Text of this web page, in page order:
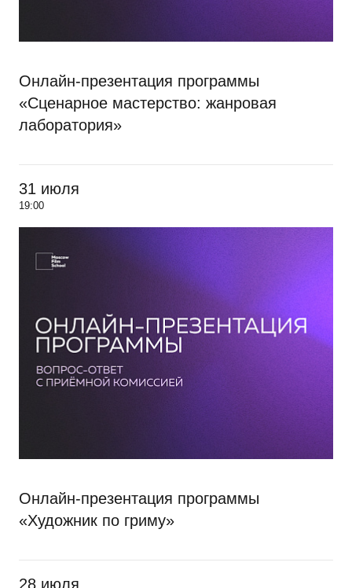
Онлайн-презентация программы
«Сценарное мастерство: жанровая
лаборатория»
31 июля
19:00
Онлайн-презентация программы
«Художник по гриму»
28 июля